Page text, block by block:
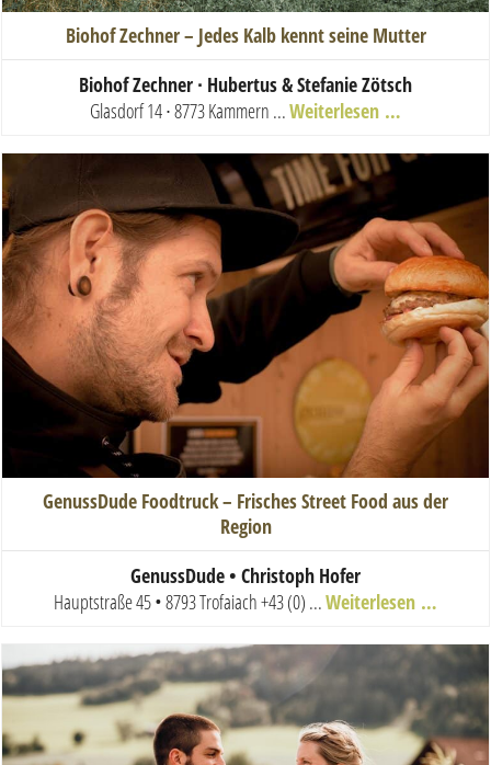
Biohof Zechner – Jedes Kalb kennt seine Mutter
Biohof Zechner ∙ Hubertus & Stefanie Zötsch
Glasdorf 14 ∙ 8773 Kammern ...Weiterlesen …
GenussDude Foodtruck – Frisches Street Food aus der
Region
GenussDude • Christoph Hofer
Hauptstraße 45 • 8793 Trofaiach+43 (0) ...Weiterlesen …